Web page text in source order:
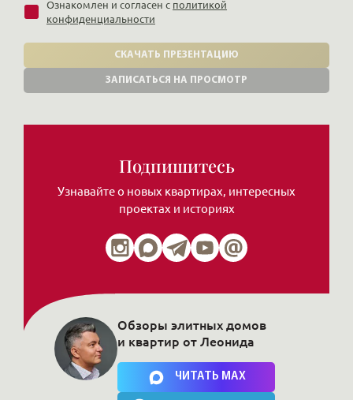
Ознакомлен и согласен с политикой
конфиденциальности
СКАЧАТЬ ПРЕЗЕНТАЦИЮ
ЗАПИСАТЬСЯ НА ПРОСМОТР
Подпишитесь
Узнавайте о новых квартирах, интересных
проектах и историях
Нажимая на кнопку, Вы соглашаетесь c политикой сайта
Обзоры элитных домов
и квартир от Леонида
ЧИТАТЬ MAX